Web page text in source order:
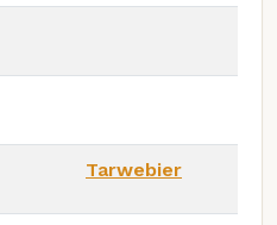
Tarwebier